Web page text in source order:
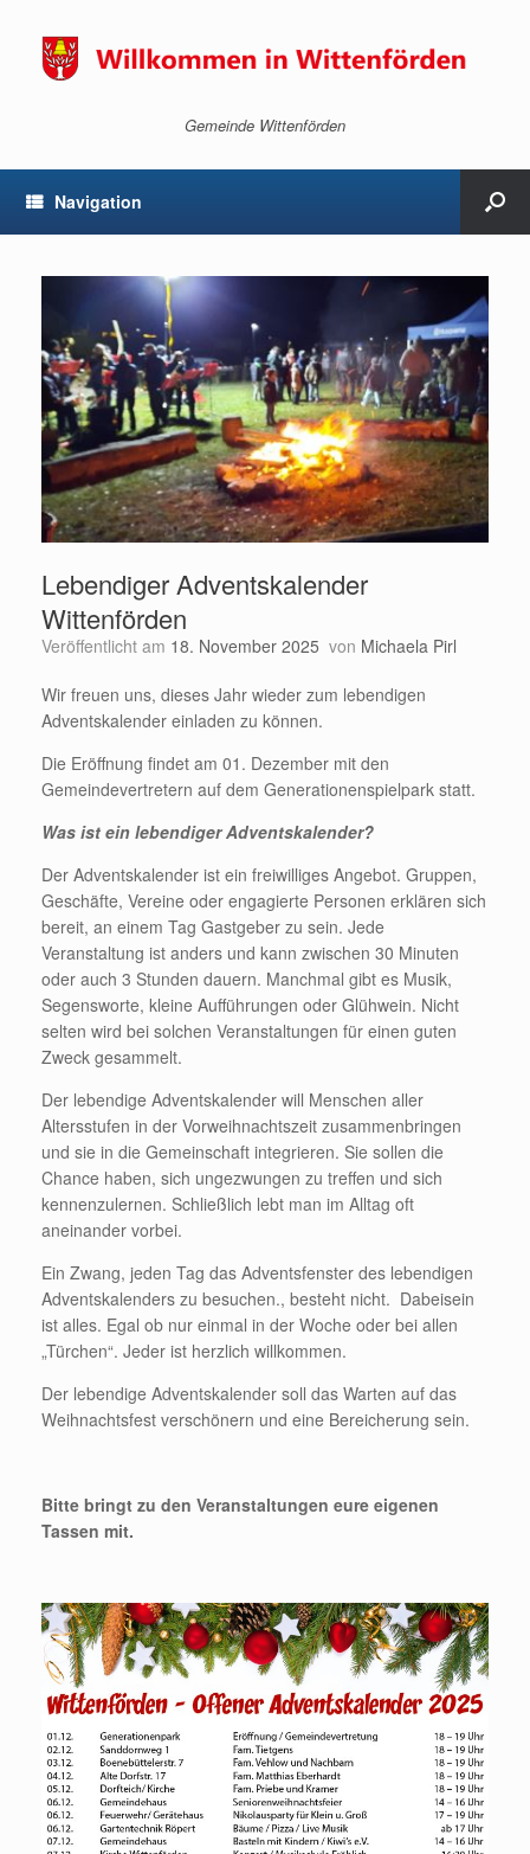
Gemeinde Wittenförden
Navigation
Lebendiger Adventskalender
Wittenförden
Veröffentlicht am 18. November 2025 von Michaela Pirl
Wir freuen uns, dieses Jahr wieder zum lebendigen
Adventskalender einladen zu können.
Die Eröffnung findet am 01. Dezember mit den
Gemeindevertretern auf dem Generationenspielpark statt.
Was ist ein lebendiger Adventskalender?
Der Adventskalender ist ein freiwilliges Angebot. Gruppen,
Geschäfte, Vereine oder engagierte Personen erklären sich
bereit, an einem Tag Gastgeber zu sein. Jede
Veranstaltung ist anders und kann zwischen 30 Minuten
oder auch 3 Stunden dauern. Manchmal gibt es Musik,
Segensworte, kleine Aufführungen oder Glühwein. Nicht
selten wird bei solchen Veranstaltungen für einen guten
Zweck gesammelt.
Der lebendige Adventskalender will Menschen aller
Altersstufen in der Vorweihnachtszeit zusammenbringen
und sie in die Gemeinschaft integrieren. Sie sollen die
Chance haben, sich ungezwungen zu treffen und sich
kennenzulernen. Schließlich lebt man im Alltag oft
aneinander vorbei.
Ein Zwang, jeden Tag das Adventsfenster des lebendigen
Adventskalenders zu besuchen., besteht nicht. Dabeisein
ist alles. Egal ob nur einmal in der Woche oder bei allen
„Türchen“. Jeder ist herzlich willkommen.
Der lebendige Adventskalender soll das Warten auf das
Weihnachtsfest verschönern und eine Bereicherung sein.
Bitte bringt zu den Veranstaltungen eure eigenen
Tassen mit.